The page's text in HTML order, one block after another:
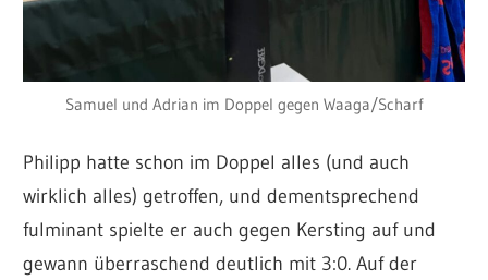
Samuel und Adrian im Doppel gegen Waaga/Scharf
Philipp hatte schon im Doppel alles (und auch
wirklich alles) getroffen, und dementsprechend
fulminant spielte er auch gegen Kersting auf und
gewann überraschend deutlich mit 3:0.Auf der